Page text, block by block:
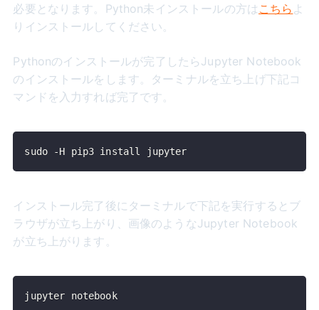
必要となります。Python未インストールの方は こちら よ
りインストールしてください。
Pythonのインストールが完了したらJupyter Notebook
のインストールをします。ターミナルを立ち上げ下記コ
マンドを入力すれば完了です。
sudo -H pip3 install jupyter
インストール完了後にターミナルで下記を実行するとブ
ラウザが立ち上がり、画像のようなJupyter Notebook
が立ち上がります。
jupyter notebook